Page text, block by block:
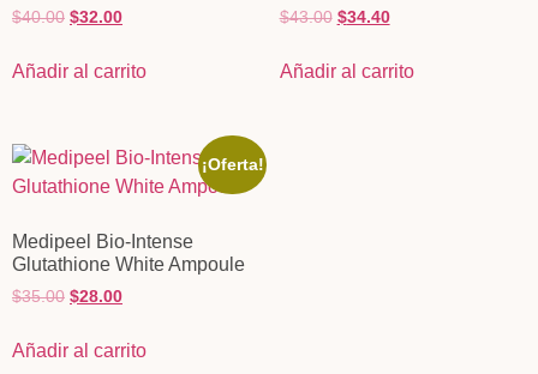
$40.00 $32.00
Añadir al carrito
$43.00 $34.40
Añadir al carrito
¡Oferta!
Medipeel Bio-Intense
Glutathione White Ampoule
$35.00 $28.00
Añadir al carrito